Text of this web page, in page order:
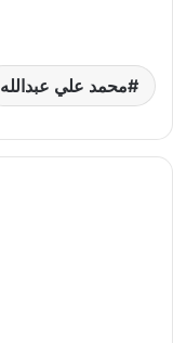
محمد علي عبدالله